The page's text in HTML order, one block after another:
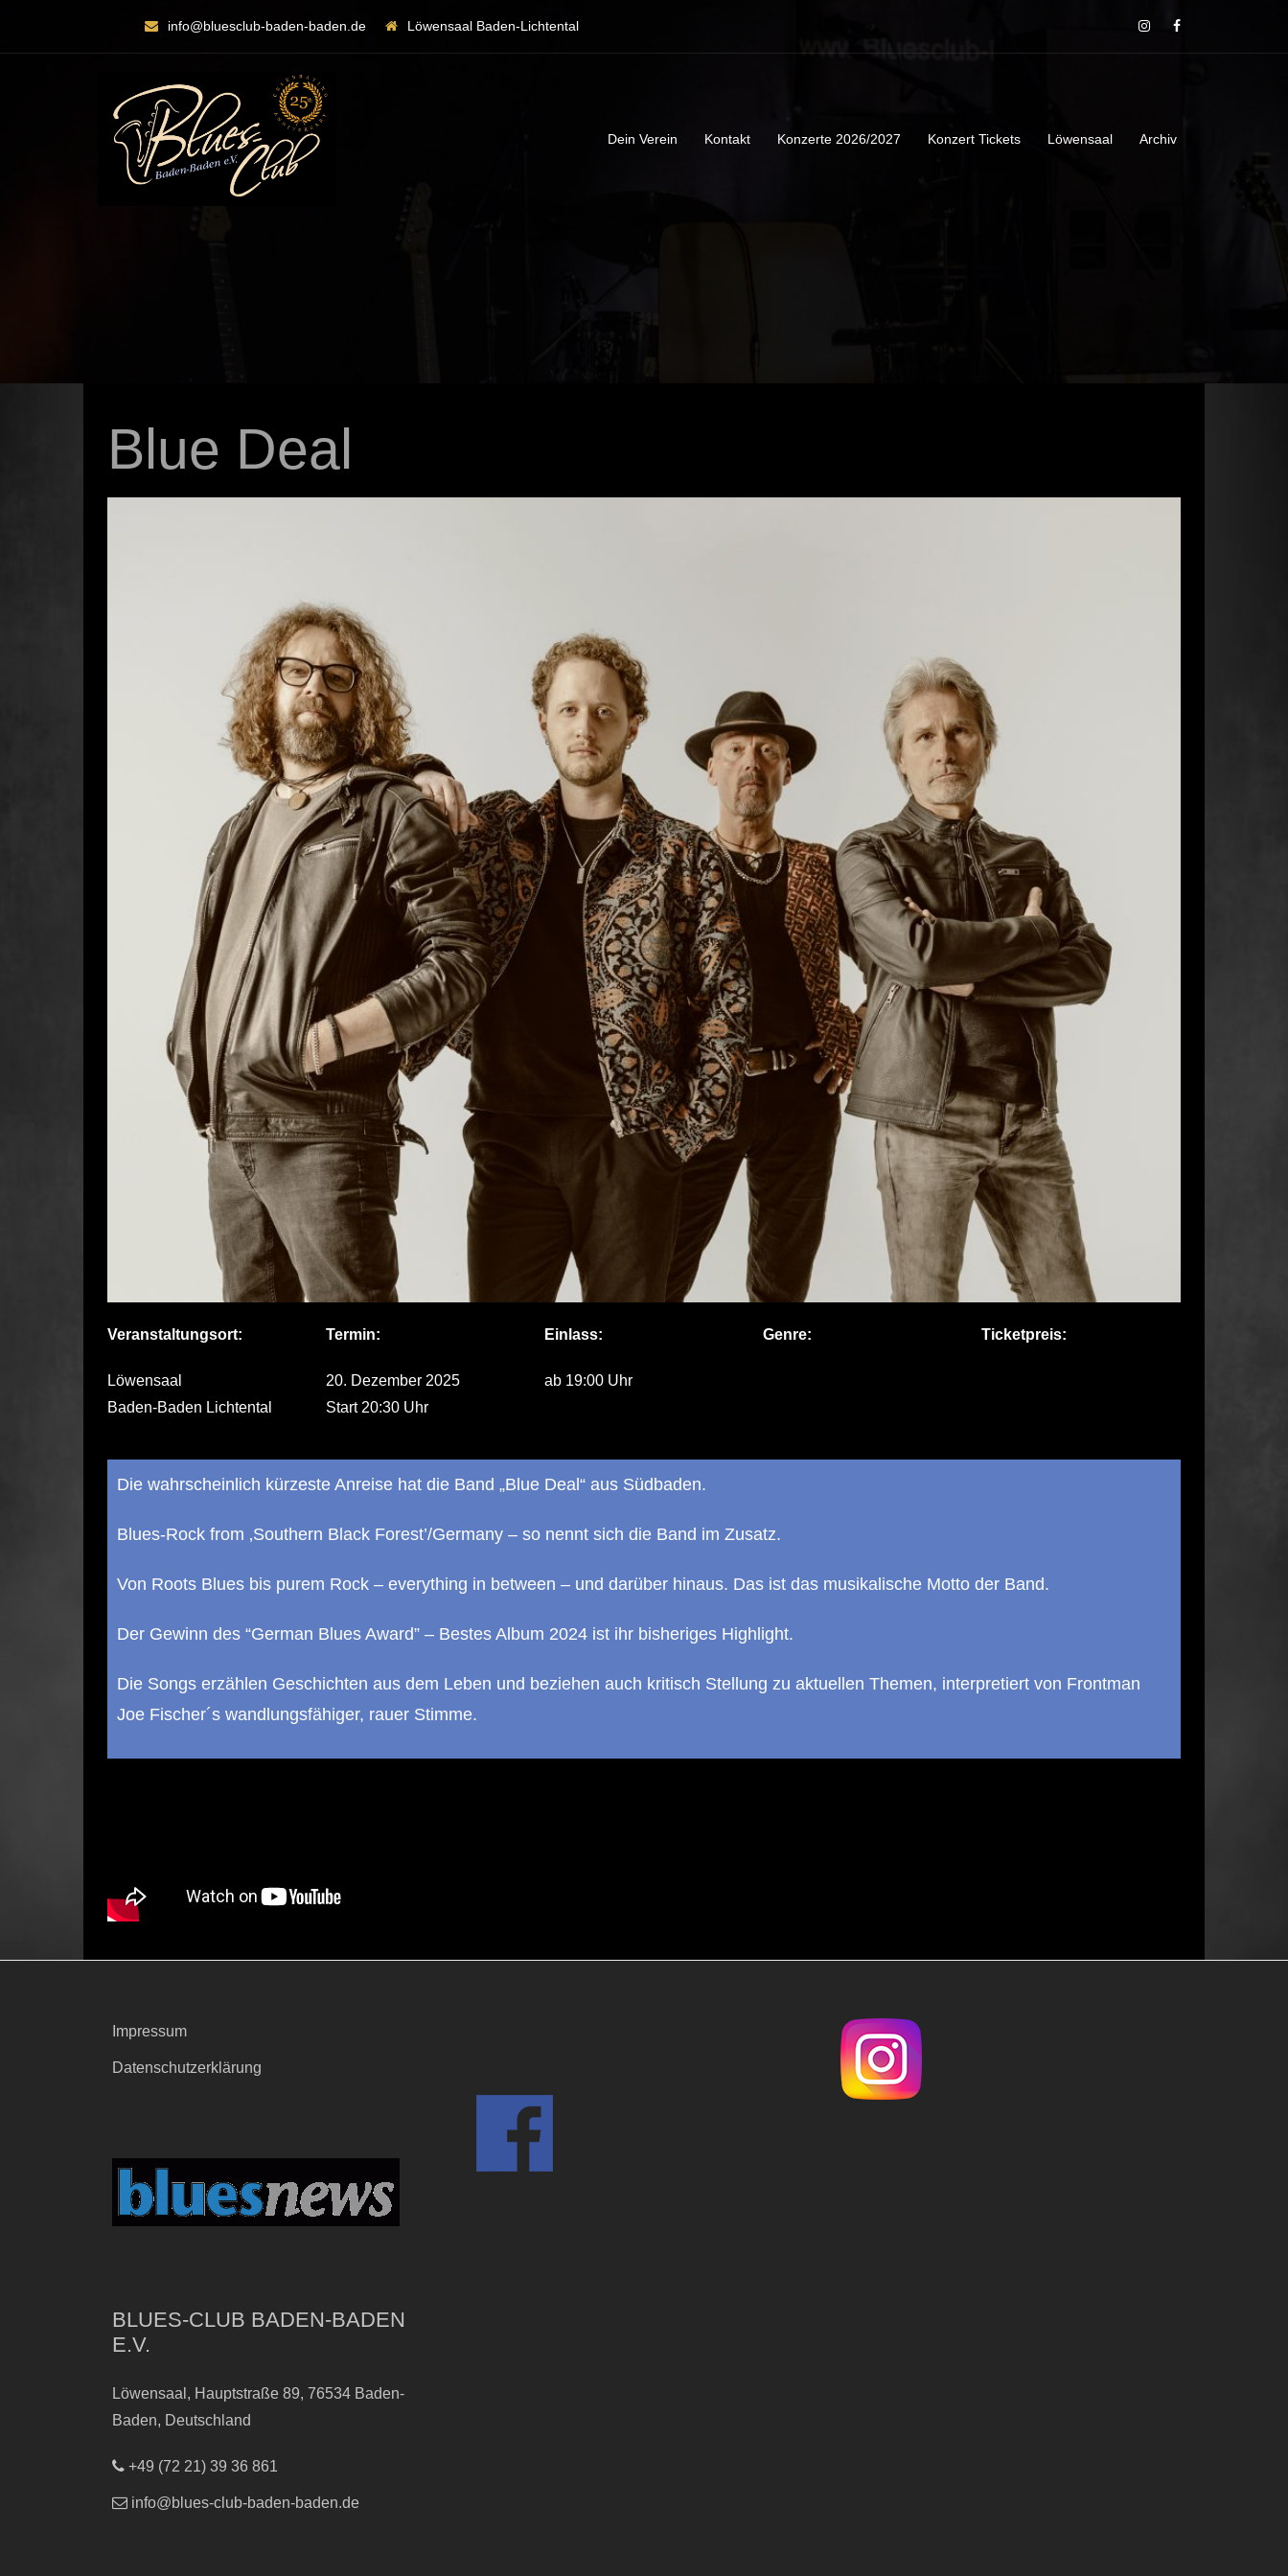
info@bluesclub-baden-baden.de Löwensaal Baden-Lichtental
Dein Verein Kontakt Konzerte 2026/2027 Konzert Tickets Löwensaal Archiv
Blue Deal
Veranstaltungsort:
Löwensaal
Baden-Baden Lichtental
Termin:
20. Dezember 2025
Start 20:30 Uhr
Einlass:
ab 19:00 Uhr
Genre: Ticketpreis:
Die wahrscheinlich kürzeste Anreise hat die Band „Blue Deal“ aus Südbaden.
Blues-Rock from ‚Southern Black Forest’/Germany – so nennt sich die Band im Zusatz.
Von Roots Blues bis purem Rock – everything in between – und darüber hinaus. Das ist das musikalische Motto der Band.
Der Gewinn des “German Blues Award” – Bestes Album 2024 ist ihr bisheriges Highlight.
Die Songs erzählen Geschichten aus dem Leben und beziehen auch kritisch Stellung zu aktuellen Themen, interpretiert von Frontman
Joe Fischer´s wandlungsfähiger, rauer Stimme.
Impressum
Datenschutzerklärung
BLUES-CLUB BADEN-BADEN
E.V.
Löwensaal, Hauptstraße 89, 76534 Baden-
Baden, Deutschland
+49 (72 21) 39 36 861
info@blues-club-baden-baden.de